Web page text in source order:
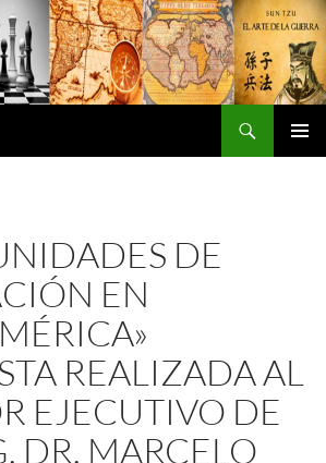
DE
EN
REALIZADA AL
EJECUTIVO DE
DR. MARCELO